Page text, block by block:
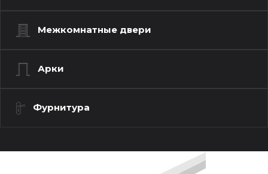
Межкомнатные двери
Арки
Фурнитура